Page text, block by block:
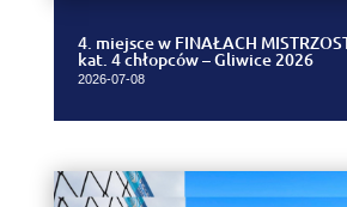
4. miejsce w FINAŁACH
kat. 4 chłopców – Gliwice 2026
2026-07-08